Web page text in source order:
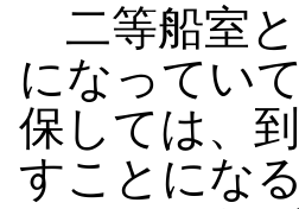
二等船室と
になってい
保しては、
すことにな